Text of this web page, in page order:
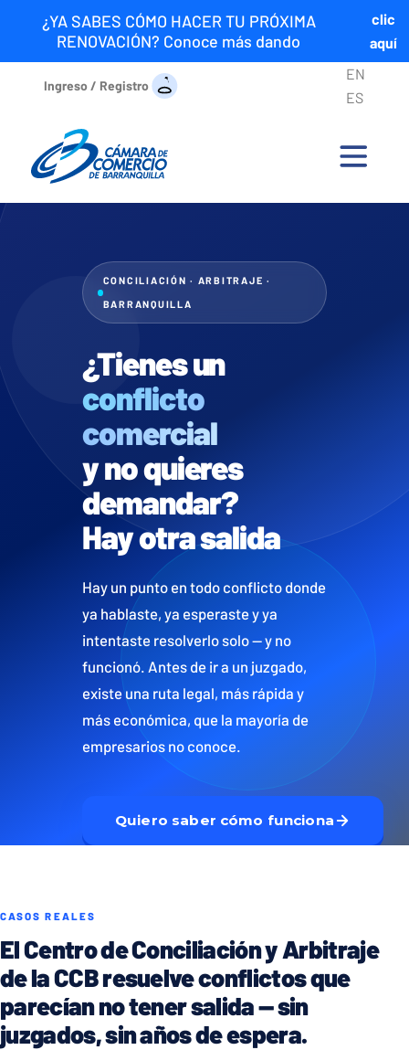
¿YA SABES CÓMO HACER TU PRÓXIMA
RENOVACIÓN? Conoce más dando
clic
aquí
Ingreso / Registro
EN
ES
CONCILIACIÓN · ARBITRAJE ·
BARRANQUILLA
¿Tienes un
conflicto
comercial
y no quieres
demandar?
Hay otra salida
Hay un punto en todo conflicto donde
ya hablaste, ya esperaste y ya
intentaste resolverlo solo — y no
funcionó. Antes de ir a un juzgado,
existe una ruta legal, más rápida y
más económica, que la mayoría de
empresarios no conoce.
Quiero saber cómo funciona
CASOS REALES
El Centro de Conciliación y Arbitraje
de la CCB resuelve conflictos que
parecían no tener salida — sin
juzgados, sin años de espera.